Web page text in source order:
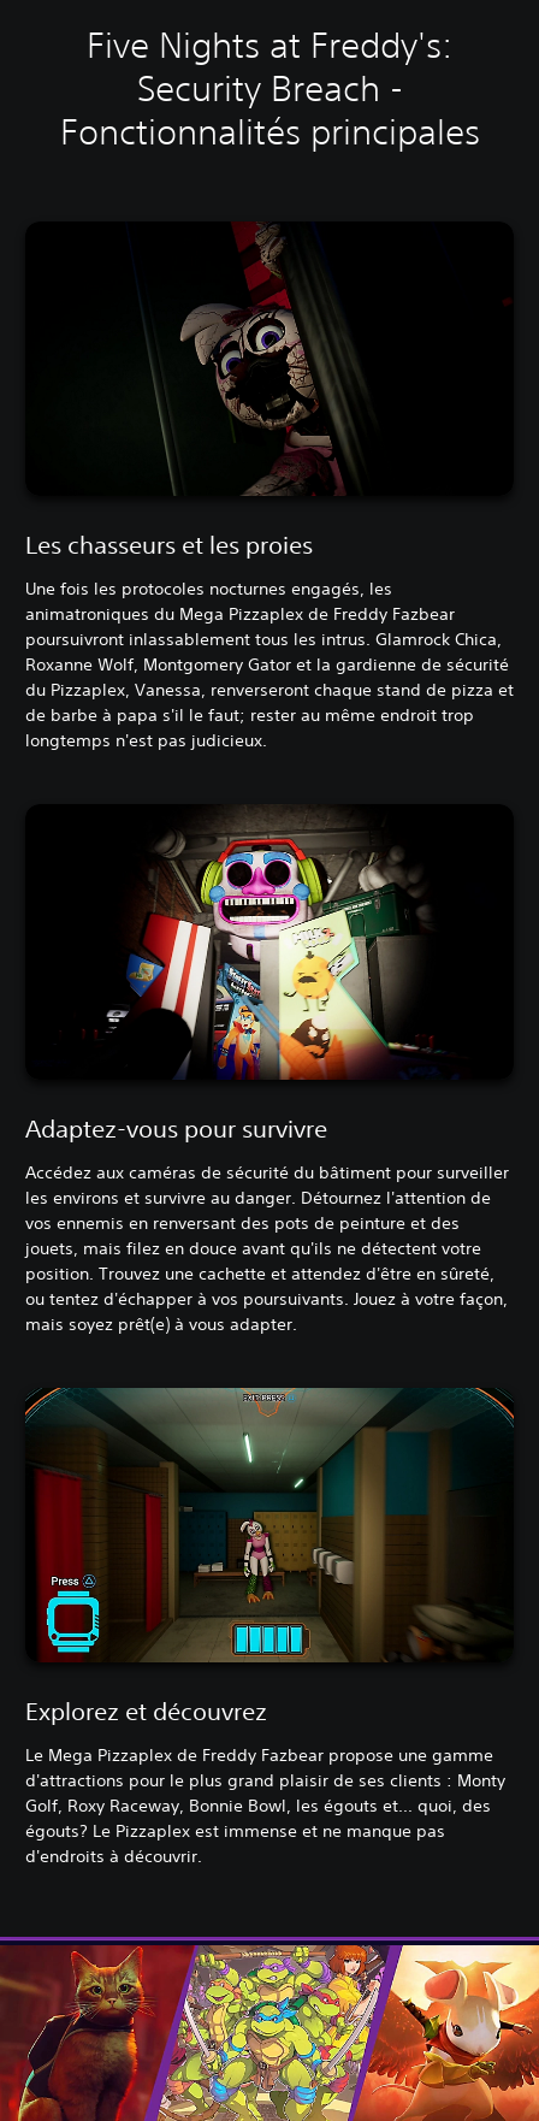
Five Nights at Freddy's:
Security Breach -
Fonctionnalités principales
Les chasseurs et les proies
Une fois les protocoles nocturnes engagés, les
animatroniques du Mega Pizzaplex de Freddy Fazbear
poursuivront inlassablement tous les intrus. Glamrock Chica,
Roxanne Wolf, Montgomery Gator et la gardienne de sécurité
du Pizzaplex, Vanessa, renverseront chaque stand de pizza et
de barbe à papa s'il le faut; rester au même endroit trop
longtemps n'est pas judicieux.
Adaptez-vous pour survivre
Accédez aux caméras de sécurité du bâtiment pour surveiller
les environs et survivre au danger. Détournez l'attention de
vos ennemis en renversant des pots de peinture et des
jouets, mais filez en douce avant qu'ils ne détectent votre
position. Trouvez une cachette et attendez d'être en sûreté,
ou tentez d'échapper à vos poursuivants. Jouez à votre façon,
mais soyez prêt(e) à vous adapter.
Explorez et découvrez
Le Mega Pizzaplex de Freddy Fazbear propose une gamme
d'attractions pour le plus grand plaisir de ses clients : Monty
Golf, Roxy Raceway, Bonnie Bowl, les égouts et... quoi, des
égouts? Le Pizzaplex est immense et ne manque pas
d'endroits à découvrir.